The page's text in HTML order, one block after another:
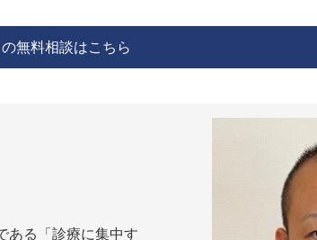
無料相談はこちら
ある「診療に集中す